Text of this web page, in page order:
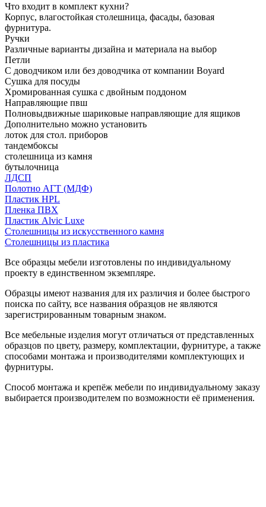
Что входит в комплект кухни?
Корпус, влагостойкая столешница, фасады, базовая
фурнитура.
Ручки
Различные варианты дизайна и материала на выбор
Петли
С доводчиком или без доводчика от компании Boyard
Сушка для посуды
Хромированная сушка с двойным поддоном
Направляющие пвш
Полновыдвижные шариковые направляющие для ящиков
Дополнительно можно установить
лоток для стол. приборов
тандембоксы
столешница из камня
бутылочница
ЛДСП
Полотно АГТ (МДФ)
Пластик HPL
Пленка ПВХ
Пластик Alvic Luxe
Столешницы из искусственного камня
Столешницы из пластика
Все образцы мебели изготовлены по индивидуальному
проекту в единственном экземпляре.
Образцы имеют названия для их различия и более быстрого
поиска по сайту, все названия образцов не являются
зарегистрированным товарным знаком.
Все мебельные изделия могут отличаться от представленных
образцов по цвету, размеру, комплектации, фурнитуре, а также
способами монтажа и производителями комплектующих и
фурнитуры.
Способ монтажа и крепёж мебели по индивидуальному заказу
выбирается производителем по возможности её применения.